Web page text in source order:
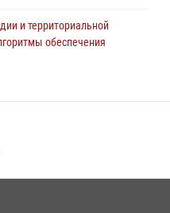
и территориальной
обеспечения
порядок в